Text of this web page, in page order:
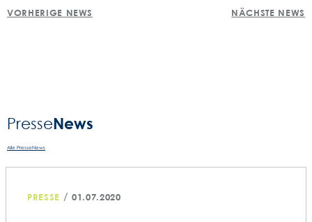
teilen
POST
VORHERIGE NEWS NÄCHSTE NEWS
Presse­News
Alle PresseNews
PRESSE /01.07.2020